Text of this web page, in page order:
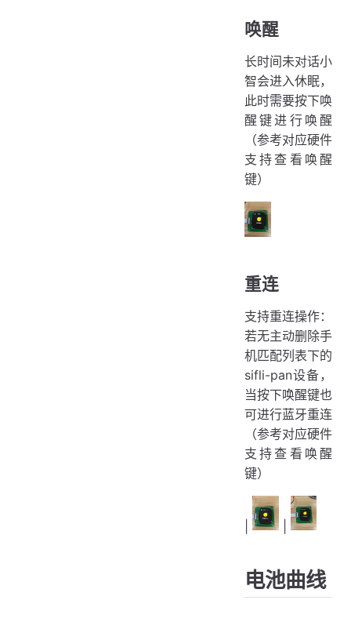
唤醒
长时间未对话小
智会进入休眠，
此时需要按下唤
醒键进行唤醒
（参考对应硬件
支持查看唤醒
键）
重连
支持重连操作：
若无主动删除手
机匹配列表下的
sifli-pan设备，
当按下唤醒键也
可进行蓝牙重连
（参考对应硬件
支持查看唤醒
键）
|
电池曲线